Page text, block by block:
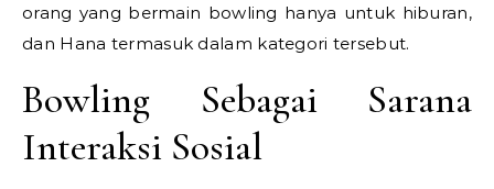
orang yang bermain bowling hanya untuk hiburan,
dan Hana termasuk dalam kategori tersebut.
Bowling Sebagai Sarana
Interaksi Sosial